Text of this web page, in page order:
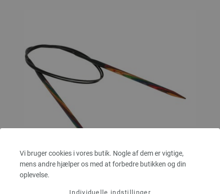
Vi bruger cookies i vores butik. Nogle af dem er vigtige,
mens andre hjælper os med at forbedre butikken og din
oplevelse.
Individuelle indstillinger